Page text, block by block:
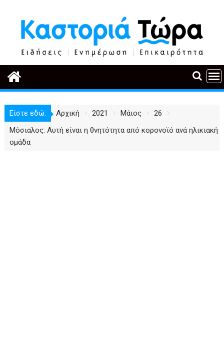
περιεχόμενο
Είστε εδώ: Αρχική 2021 Μάιος
26
Μόσιαλος: Αυτή είναι η θνητότητα από κορονοϊό ανά ηλικιακή
ομάδα